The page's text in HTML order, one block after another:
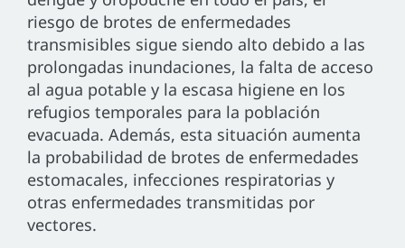
riesgo de brotes de enfermedades
transmisibles sigue siendo alto debido a las
prolongadas inundaciones, la falta de acceso
al agua potable y la escasa higiene en los
refugios temporales para la población
evacuada. Además, esta situación aumenta
la probabilidad de brotes de enfermedades
estomacales, infecciones respiratorias y
otras enfermedades transmitidas por
vectores.